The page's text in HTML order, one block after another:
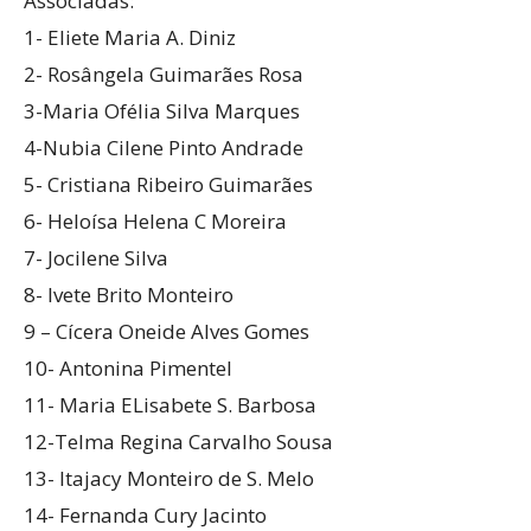
1- Eliete Maria A. Diniz
2- Rosângela Guimarães Rosa
3-Maria Ofélia Silva Marques
4-Nubia Cilene Pinto Andrade
5- Cristiana Ribeiro Guimarães
6- Heloísa Helena C Moreira
7- Jocilene Silva
8- Ivete Brito Monteiro
9 – Cícera Oneide Alves Gomes
10- Antonina Pimentel
11- Maria ELisabete S. Barbosa
12-Telma Regina Carvalho Sousa
13- Itajacy Monteiro de S. Melo
14- Fernanda Cury Jacinto